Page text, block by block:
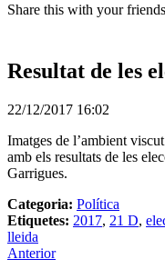
Share this with your
Resultat de les
22/12/2017 16:02
Imatges de l’ambient
amb els resultats de les
Garrigues.
Categoria: Política
Etiquetes: 2017, 21 D,
lleida
Anterior